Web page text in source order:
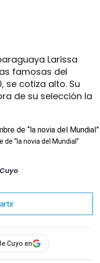
Larissa
famosas del
se cotiza alto. Su
de su selección la
“la novia del Mundial”
Cuyo en